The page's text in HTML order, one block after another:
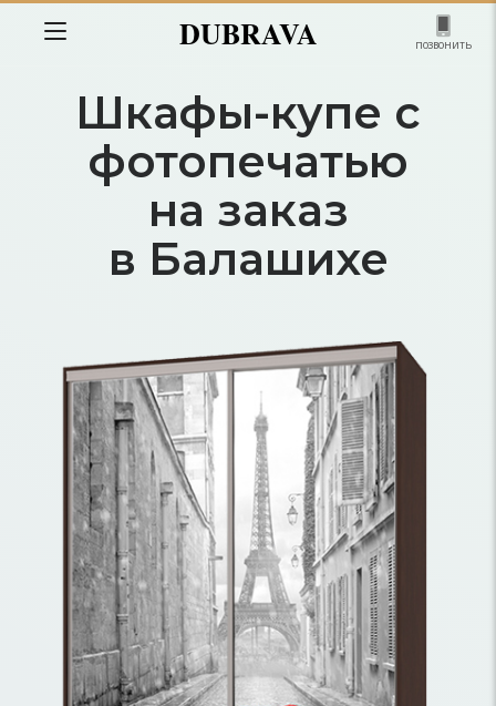
DUBRAVA позвонить
Шкафы-купе с
фотопечатью
на заказ
в Балашихе